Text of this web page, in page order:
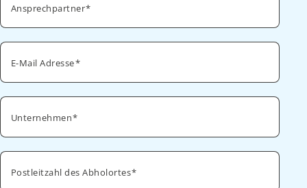
Ansprechpartner
E-Mail Adresse
Unternehmen
Postleitzahl des Abholortes